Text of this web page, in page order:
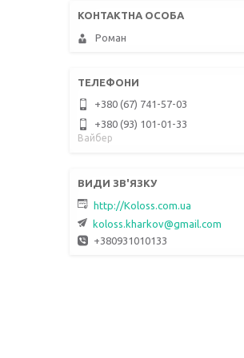
Роман
+380 (67) 741-57-03
+380 (93) 101-01-33
Вайбер
http://Koloss.com.ua
koloss.kharkov@gmail.com
+380931010133